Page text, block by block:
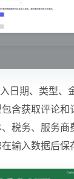
日期、类型、
含获取评论和
税务、服务商
输入数据后保